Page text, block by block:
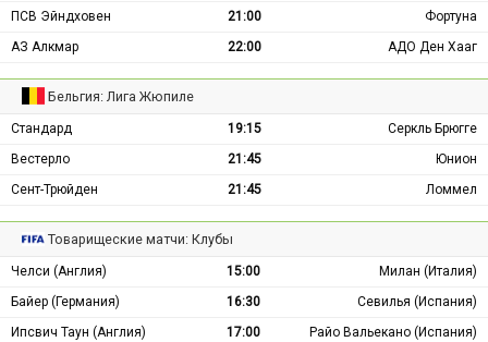
ПСВ Эйндховен 21:00
Фортуна
АЗ Алкмар
22:00 АДО Ден Хааг
Бельгия: Лига Жюпиле
Стандард 19:15
Серкль Брюгге
Вестерло
21:45
Юнион
Сент-Трюйден
21:45 Ломмел
Товарищеские матчи: Клубы
Челси (Англия) 15:00
Милан (Италия)
Байер (Германия)
16:30
Севилья (Испания)
Ипсвич Таун (Англия)
17:00
Райо Вальекано (Испания)